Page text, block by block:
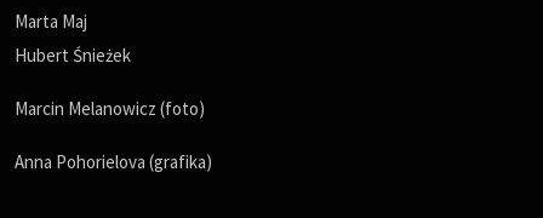
Marta Maj
Hubert Śnieżek
Marcin Melanowicz (foto)
Anna Pohorielova (grafika)